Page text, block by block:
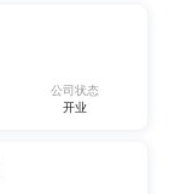
公司状态
开业